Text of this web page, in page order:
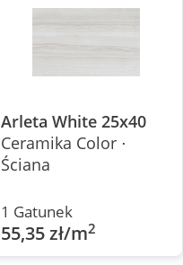
Arleta White 25x40
Ceramika Color ⋅
Ściana
1 Gatunek
55,35 zł/m2